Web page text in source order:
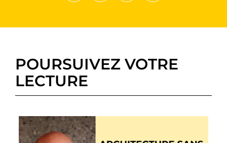
POURSUIVEZ VOTRE
LECTURE